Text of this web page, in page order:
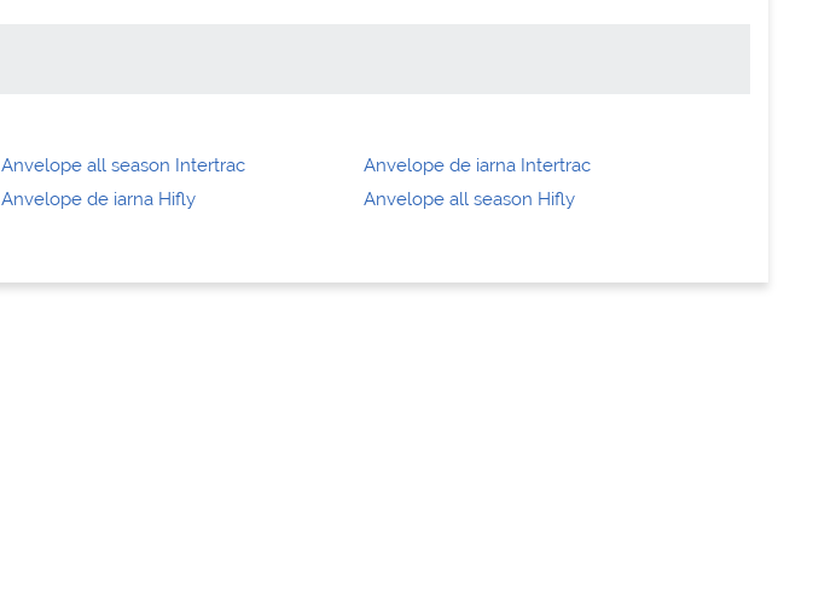
Anvelope all season Intertrac
Anvelope de iarna Intertrac
Anvelope de iarna Hifly Anvelope all season Hifly